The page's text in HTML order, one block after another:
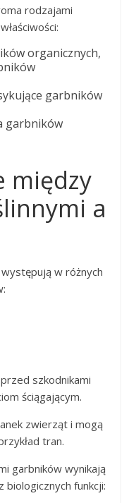
rodzajami
organicznych,
garbników
garbników
między
a
w różnych
szkodnikami
ściągającym.
zwierząt i mogą
tran.
garbników wynikają
biologicznych funkcji: